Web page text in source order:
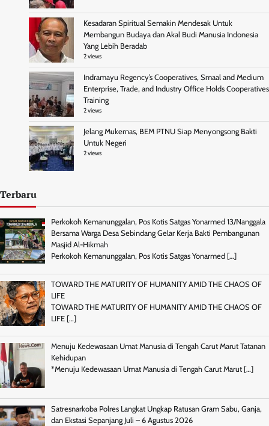
Kesadaran Spiritual Semakin Mendesak Untuk
Membangun Budaya dan Akal Budi Manusia Indonesia
Yang Lebih Beradab
2 views
Indramayu Regency’s Cooperatives, Smaal and Medium
Enterprise, Trade, and Industry Office Holds Cooperatives
Training
2 views
Jelang Mukernas, BEM PTNU Siap Menyongsong Bakti
Untuk Negeri
2 views
Terbaru
Perkokoh Kemanunggalan, Pos Kotis Satgas Yonarmed 13/Nanggala
Bersama Warga Desa Sebindang Gelar Kerja Bakti Pembangunan
Masjid Al-Hikmah
Perkokoh Kemanunggalan, Pos Kotis Satgas Yonarmed […]
TOWARD THE MATURITY OF HUMANITY AMID THE CHAOS OF
LIFE
TOWARD THE MATURITY OF HUMANITY AMID THE CHAOS OF
LIFE […]
Menuju Kedewasaan Umat Manusia di Tengah Carut Marut Tatanan
Kehidupan
*Menuju Kedewasaan Umat Manusia di Tengah Carut Marut […]
Satresnarkoba Polres Langkat Ungkap Ratusan Gram Sabu, Ganja,
dan Ekstasi Sepanjang Juli – 6 Agustus 2026